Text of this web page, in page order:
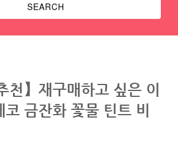
SEARCH
천】재구매하고 싶은 이
코 금잔화 꽃물 틴트 비